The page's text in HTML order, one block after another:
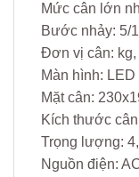
Mức cân lớn
Bước nhảy: 5/
Đơn vị cân: kg,
Màn hình: LED
Mặt cân:
Kích thước
Trọng lượng:
Nguồn điện: